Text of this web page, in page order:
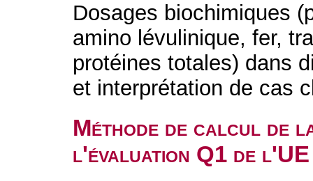
Dosages biochimiques
amino lévulinique, fer,
protéines totales) dans
et interprétation de cas
Méthode de calcul de
l'évaluation Q1 de l'UE